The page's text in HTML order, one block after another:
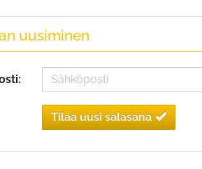
uusiminen
Tilaa uusi salasana